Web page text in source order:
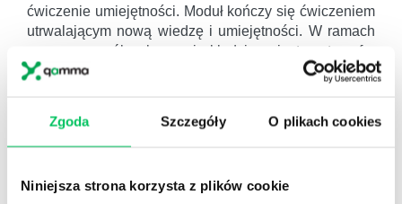
Zgoda Szczegóły O plikach cookies
Niniejsza strona korzysta z plików cookie
ćwiczenie umiejętności. Moduł kończy się ćwiczeniem
utrwalającym nową wiedzę i umiejętności. W ramach
pracy szczególne baczenie kładzione jest na transfer
nowej wiedzy i umiejętności do rzeczywistej sytuacji
zastosować.
się m.in.: